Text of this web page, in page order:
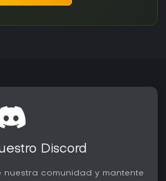
Discord
comunidad y mantente